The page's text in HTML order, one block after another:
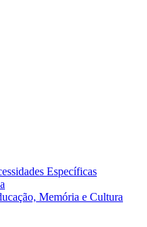
Específicas
Memória e Cultura